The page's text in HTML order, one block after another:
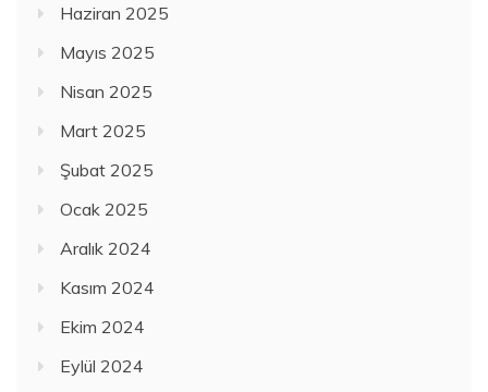
Haziran 2025
Mayıs 2025
Nisan 2025
Mart 2025
Şubat 2025
Ocak 2025
Aralık 2024
Kasım 2024
Ekim 2024
Eylül 2024